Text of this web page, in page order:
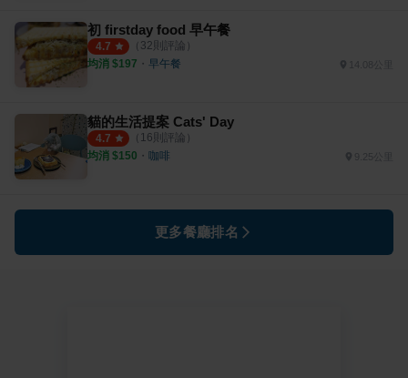
初 firstday food 早午餐
4.7 （ 32則評論）
均消 $197 ・ 早午餐 14.08公里
貓的生活提案 Cats' Day
4.7 （ 16則評論）
均消 $150 ・ 咖啡 9.25公里
更多餐廳排名